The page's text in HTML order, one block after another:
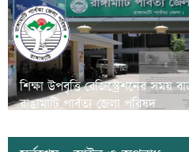
শিক্ষা উপবৃত্তি রেজিস্ট্রেশনের সময়
রাঙামাটি পার্বত্য জেলা পরিষদ